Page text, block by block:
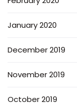
January 2020
December 2019
November 2019
October 2019